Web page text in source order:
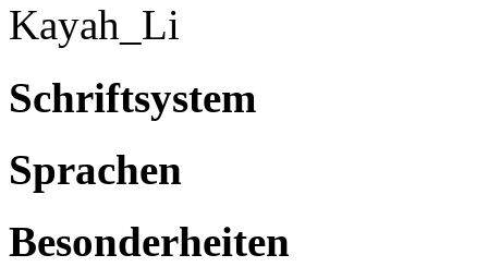
Kayah_Li
Schriftsystem
Sprachen
Besonderheiten